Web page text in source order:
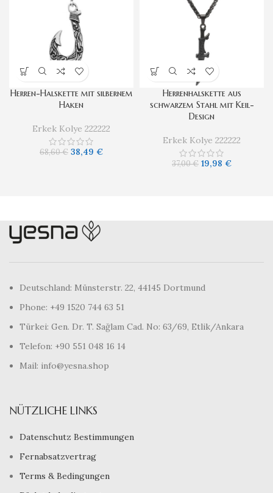
Herren-Halskette mit silbernem
Haken
Erkek Kolye 222222
68,60€ 38,49 €
Herrenhalskette aus
schwarzem Stahl mit Keil-
Design
Erkek Kolye 222222
37,00€ 19,98 €
Deutschland: Münsterstr. 22, 44145 Dortmund
Phone: +49 1520 744 63 51
Türkei: Gen. Dr. T. Sağlam Cad. No: 63/69, Etlik/Ankara
Telefon: +90 551 048 16 14
Mail: info@yesna.shop
NÜTZLICHE LINKS
Datenschutz Bestimmungen
Fernabsatzvertrag
Terms & Bedingungen